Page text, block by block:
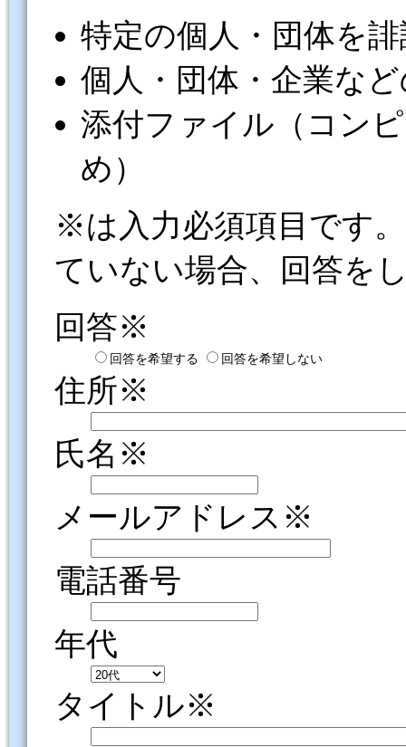
特定の個人・団体を
個人・団体・企業な
添付ファイル（コン
め）
※は入力必須項目です
ていない場合、回答を
回答※
回答を希望する 回答を希望しない
住所※
氏名※
メールアドレス※
電話番号
年代
タイトル※